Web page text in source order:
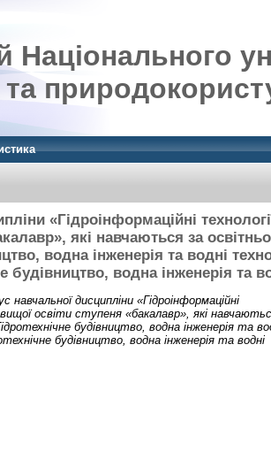
«Гідроінформаційні
які навчаються за
водна інженерія та водні
будівництво, водна інженерія та
навчальної дисципліни «Гідроінформаційні
вищої освіти ступеня «бакалавр», які
будівництво, водна інженерія та
будівництво, водна інженерія та водні